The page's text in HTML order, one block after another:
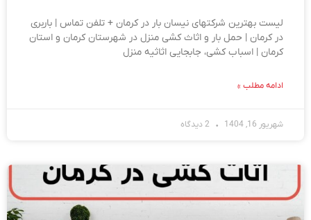
لیست بهترین شرکتهای نیسان بار در کرمان + تلفن تماس | باربری
در کرمان | حمل بار و اثاث کشی منزل در شهرستان کرمان و استان
کرمان | اسباب کشی، جابجایی اثاثیه منزل
ادامه مطلب »
شهریور 16, 1404